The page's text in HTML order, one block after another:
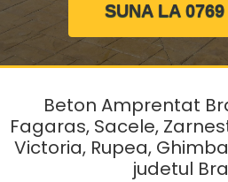
SUNA LA
Beton Amprentat
Fagaras, Sacele,
Victoria, Rupea,
judetul